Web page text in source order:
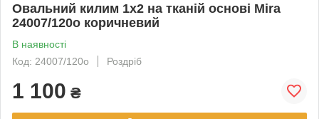
Овальний килим 1х2 на тканій основі Mira
24007/120о коричневий
В наявності
Код: 24007/120о
Роздріб
1 100 ₴